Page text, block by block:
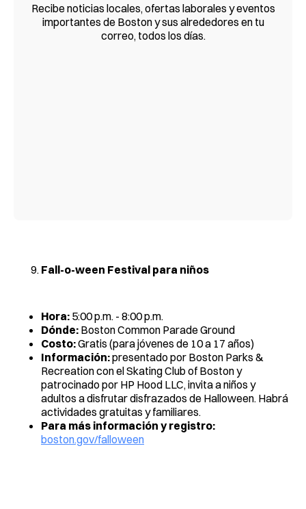
Recibe noticias locales, ofertas laborales y eventos
importantes de Boston y sus alrededores en tu
correo, todos los días.
Fall-o-ween Festival para niños
Hora: 5:00 p.m. - 8:00 p.m.
Dónde: Boston Common Parade Ground
Costo:Gratis (para jóvenes de 10 a 17 años)
Información:presentado por Boston Parks &
Recreation con el Skating Club of Boston y
patrocinado por HP Hood LLC, invita a niños y
adultos a disfrutar disfrazados de Halloween. Habrá
actividades gratuitas y familiares.
Para más información y registro:
boston.gov/falloween